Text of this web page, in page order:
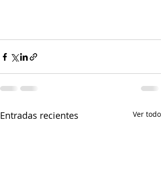
Entradas recientes Ver todo